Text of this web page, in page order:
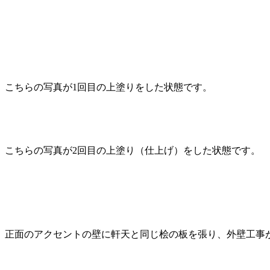
こちらの写真が1回目の上塗りをした状態です。
こちらの写真が2回目の上塗り（仕上げ）をした状態です。
正面のアクセントの壁に軒天と同じ桧の板を張り、外壁工事